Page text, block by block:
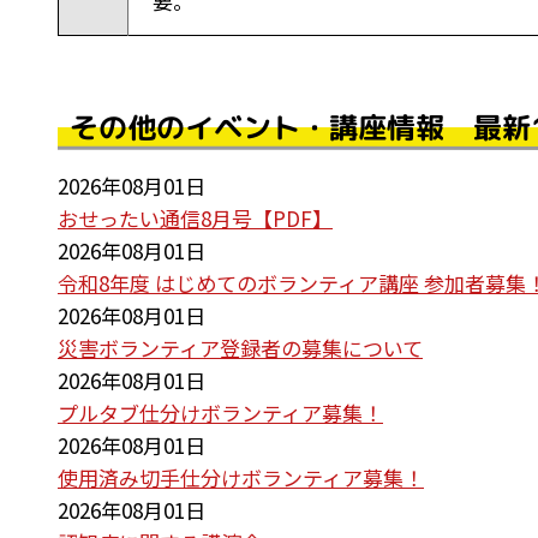
その他のイベント・講座情報 最
2026年08月01日
おせったい通信8月号【PDF】
2026年08月01日
令和8年度 はじめてのボランティア講座 参加者募集！
2026年08月01日
災害ボランティア登録者の募集について
2026年08月01日
プルタブ仕分けボランティア募集！
2026年08月01日
使用済み切手仕分けボランティア募集！
2026年08月01日